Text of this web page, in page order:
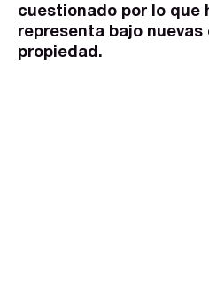
cuestionado por lo que
representa bajo
propiedad.